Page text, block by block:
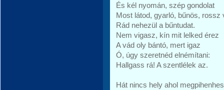
És kél nyomán, szép gondolat
Most látod, gyarló, bűnös, rossz
Rád nehezül a bűntudat.
Nem vigasz, kín mit lelked érez
A vád oly bántó, mert igaz
Ó, úgy szeretnéd elnémítani:
Hallgass rá! A szentlélek az.
Hát nincs hely ahol